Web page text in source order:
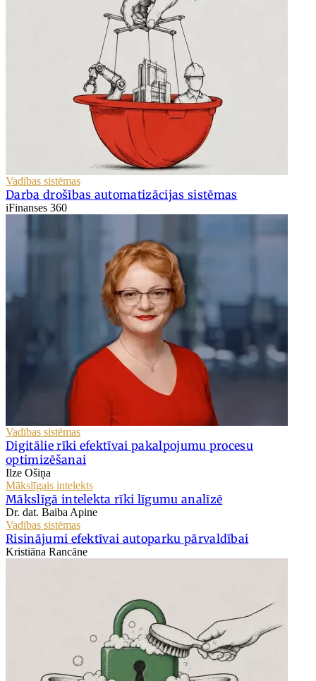
Vadības sistēmas
Darba drošības automatizācijas sistēmas
iFinanses 360
Vadības sistēmas
Digitālie rīki efektīvai pakalpojumu procesu
optimizēšanai
Ilze Ošiņa
Mākslīgais intelekts
Mākslīgā intelekta rīki līgumu analīzē
Dr. dat. Baiba Apine
Vadības sistēmas
Risinājumi efektīvai autoparku pārvaldībai
Kristiāna Rancāne